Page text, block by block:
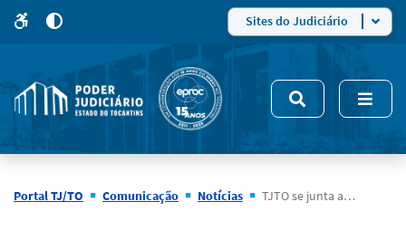
site
5
modo
de
alto
Sites do Judiciário
Portal TJ/TO Comunicação Notícias TJTO se junta a órgãos do Sistema de Justiça para instalar Pontos de Inclusão Digital no interior do estado